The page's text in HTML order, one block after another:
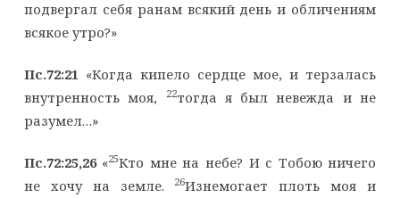
подвергал себя ранам всякий день и обличениям
всякое утро?»
Пс.72:21 «Когда кипело сердце мое, и терзалась
внутренность моя,
22тогда я был невежда и не
разумел…»
Пс.72:25,26«25Кто мне на небе? И с Тобою ничего
не хочу на земле.
26Изнемогает плоть моя и